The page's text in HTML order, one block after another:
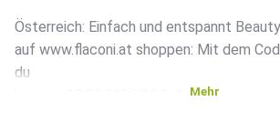
Österreich: Einfach und entspannt
auf www.flaconi.at shoppen: Mit dem
du
Mehr